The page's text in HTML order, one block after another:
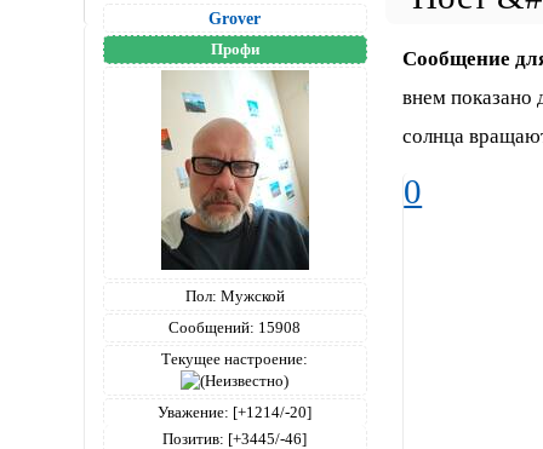
Grover
Профи
Пол: Мужской
Сообщений: 15908
Текущее настроение:
Уважение: [+1214/-20]
Позитив: [+3445/-46]
Сообщение
внем показано
солнца
0